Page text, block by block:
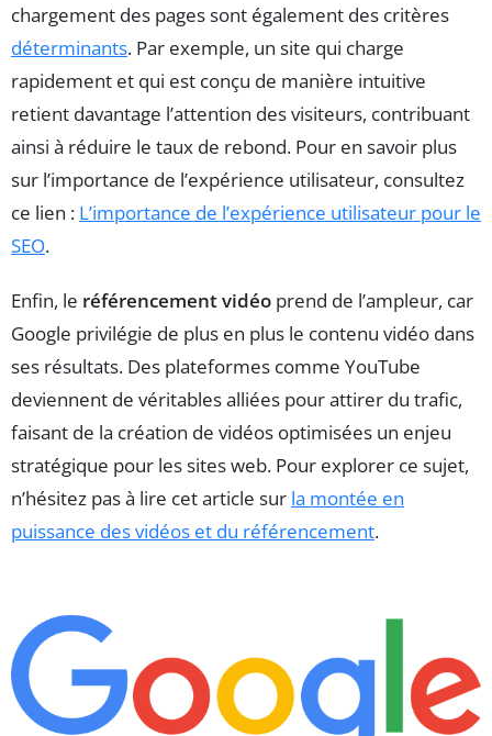
chargement des pages sont également des critères
déterminants. Par exemple, un site qui charge
rapidement et qui est conçu de manière intuitive
retient davantage l’attention des visiteurs, contribuant
ainsi à réduire le taux de rebond. Pour en savoir plus
sur l’importance de l’expérience utilisateur, consultez
ce lien : L’importance de l’expérience utilisateur pour le
SEO.
Enfin, le référencement vidéo prend de l’ampleur, car
Google privilégie de plus en plus le contenu vidéo dans
ses résultats. Des plateformes comme YouTube
deviennent de véritables alliées pour attirer du trafic,
faisant de la création de vidéos optimisées un enjeu
stratégique pour les sites web. Pour explorer ce sujet,
n’hésitez pas à lire cet article sur la montée en
puissance des vidéos et du référencement.